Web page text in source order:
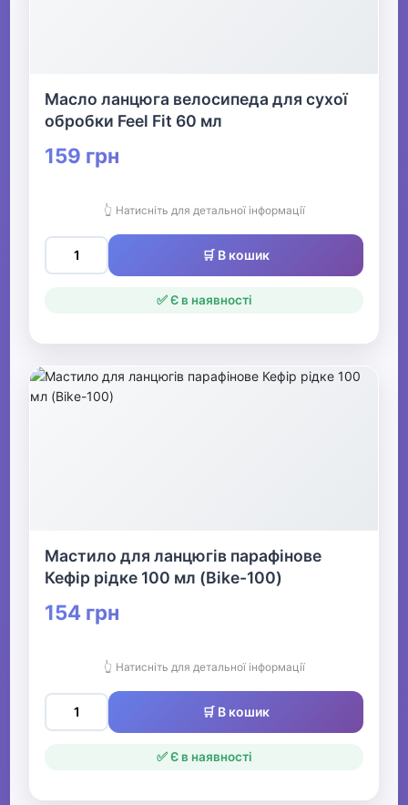
Масло ланцюга велосипеда для сухої
обробки Feel Fit 60 мл
159 грн
👆 Натисніть для детальної інформації
🛒 В кошик
✅ Є в наявності
Мастило для ланцюгів парафінове
Кефір рідке 100 мл (Bike-100)
154 грн
👆 Натисніть для детальної інформації
🛒 В кошик
✅ Є в наявності